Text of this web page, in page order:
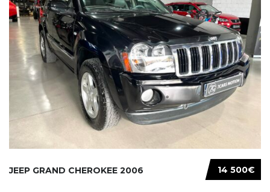
14 500€
JEEP GRAND CHEROKEE 2006